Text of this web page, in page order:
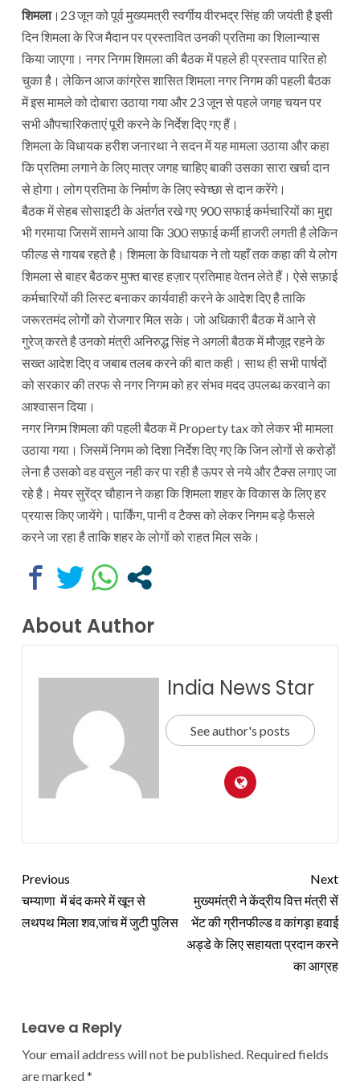
शिमला।23 जून को पूर्व मुख्यमत्री स्वर्गीय वीरभद्र सिंह की जयंती है इसी
दिन शिमला के रिज मैदान पर प्रस्तावित उनकी प्रतिमा का शिलान्यास
किया जाएगा। नगर निगम शिमला की बैठक में पहले ही प्रस्ताव पारित हो
चुका है। लेकिन आज कांग्रेस शासित शिमला नगर निगम की पहली बैठक
में इस मामले को दोबारा उठाया गया और 23 जून से पहले जगह चयन पर
सभी औपचारिकताएं पूरी करने के निर्देश दिए गए हैं।
शिमला के विधायक हरीश जनारथा ने सदन में यह मामला उठाया और कहा
कि प्रतिमा लगाने के लिए मात्र जगह चाहिए बाकी उसका सारा खर्चा दान
से होगा। लोग प्रतिमा के निर्माण के लिए स्वेच्छा से दान करेंगे।
बैठक में सेहब सोसाइटी के अंतर्गत रखे गए 900 सफाई कर्मचारियों का मुद्दा
भी गरमाया जिसमें सामने आया कि 300 सफ़ाई कर्मी हाजरी लगती है लेकिन
फील्ड से गायब रहते है। शिमला के विधायक ने तो यहाँ तक कहा की ये लोग
शिमला से बाहर बैठकर मुफ्त बारह हज़ार प्रतिमाह वेतन लेते हैं। ऐसे सफ़ाई
कर्मचारियों की लिस्ट बनाकर कार्यवाही करने के आदेश दिए है ताकि
जरूरतमंद लोगों को रोजगार मिल सके। जो अधिकारी बैठक में आने से
गुरेज् करते है उनको मंत्री अनिरुद्ध सिंह ने अगली बैठक में मौजूद रहने के
सख्त आदेश दिए व जबाब तलब करने की बात कही। साथ ही सभी पार्षदों
को सरकार की तरफ से नगर निगम को हर संभव मदद उपलब्ध करवाने का
आश्वासन दिया।
नगर निगम शिमला की पहली बैठक में Property tax को लेकर भी मामला
उठाया गया। जिसमें निगम को दिशा निर्देश दिए गए कि जिन लोगों से करोड़ों
लेना है उसको वह वसुल नही कर पा रही है ऊपर से नये और टैक्स लगाए जा
रहे है। मेयर सुरेंद्र चौहान ने कहा कि शिमला शहर के विकास के लिए हर
प्रयास किए जायेंगे। पार्किंग, पानी व टैक्स को लेकर निगम बड़े फैसले
करने जा रहा है ताकि शहर के लोगों को राहत मिल सके।
About Author
India News Star
See author's posts
Previous
चम्याणा में बंद कमरे में खून से
लथपथ मिला शव,जांच में जुटी पुलिस
Next
मुख्यमंत्री ने केंद्रीय वित्त मंत्री सें
भेंट की ग्रीनफील्ड व कांगड़ा हवाई
अड्डे के लिए सहायता प्रदान करने
का आग्रह
Leave a Reply
Your email address will not be published. Required fields
are marked*